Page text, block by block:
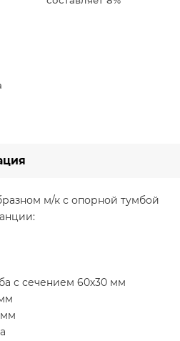
м/к с опорной тумбой
с сечением 60х30 мм